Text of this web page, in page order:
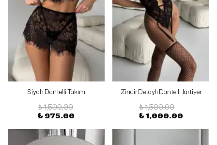
Siyah Dantelli Takım
₺ 1,500.00
₺ 975.00
Zincir Detaylı Dantelli Jartiyer
₺ 1,500.00
₺ 1,000.00